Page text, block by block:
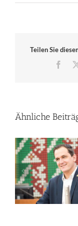
Teilen Sie
Ähnliche
Mein
sollen
Ruhr